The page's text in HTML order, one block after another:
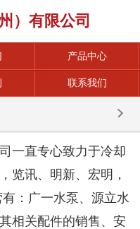
）有限公司
产品中心
联系我们
一直专心致力于冷却
览讯、明新、宏明，
：广一水泵、源立水
相关配件的销售、安